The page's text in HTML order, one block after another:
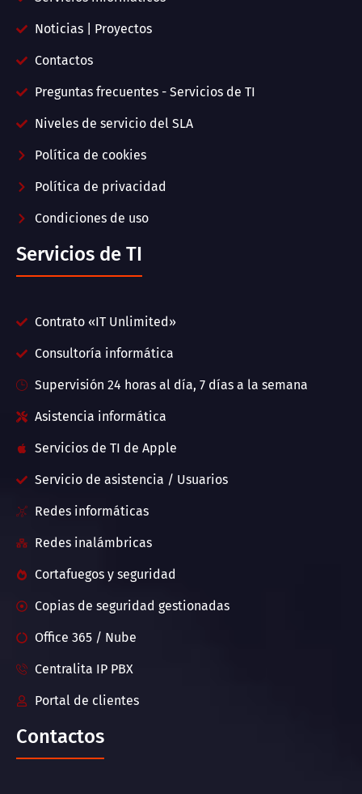
Noticias | Proyectos
Contactos
Preguntas frecuentes - Servicios de TI
Niveles de servicio del SLA
Política de cookies
Política de privacidad
Condiciones de uso
Servicios de TI
Contrato «IT Unlimited»
Consultoría informática
Supervisión 24 horas al día, 7 días a la semana
Asistencia informática
Servicios de TI de Apple
Servicio de asistencia / Usuarios
Redes informáticas
Redes inalámbricas
Cortafuegos y seguridad
Copias de seguridad gestionadas
Office 365 / Nube
Centralita IP PBX
Portal de clientes
Contactos